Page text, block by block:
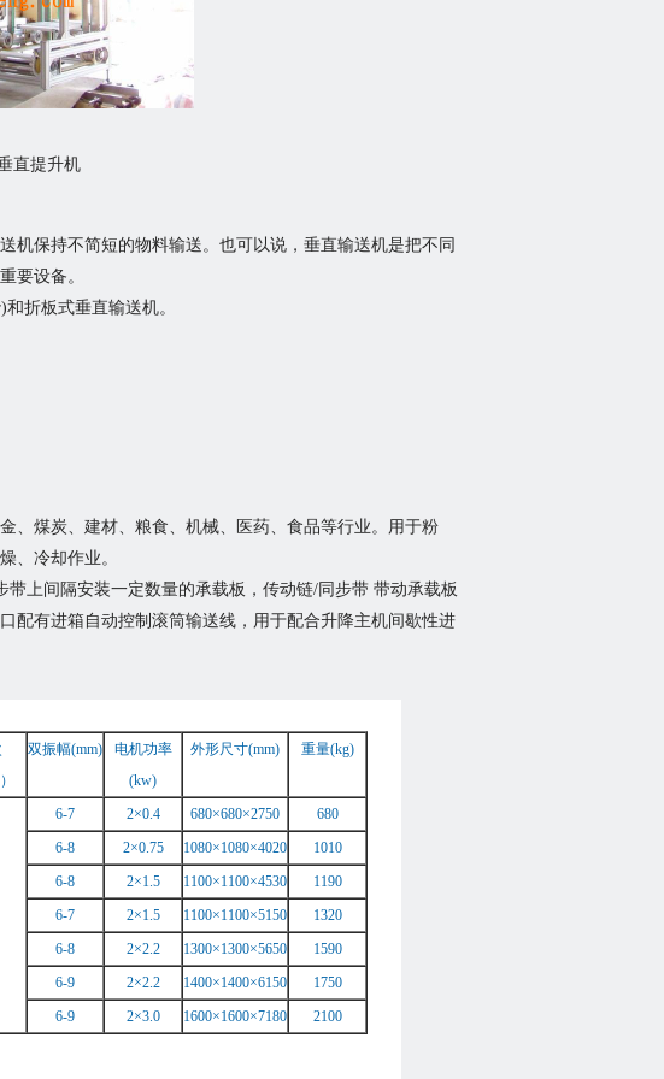
直提升机
机保持不简短的物料输送。也可以说，垂直输送机是把不同
要设备。
折板式垂直输送机。
、煤炭、建材、粮食、机械、医药、食品等行业。用于粉
、冷却作业。
上间隔安装一定数量的承载板，传动链/同步带 带动承载板
配有进箱自动控制滚筒输送线，用于配合升降主机间歇性进
双振幅(mm)
电机功率
(kw)
外形尺寸(mm) 重量(kg)
6-7 2×0.4 680×680×2750
680
6-8 2×0.75 1080×1080×4020
1010
6-8 2×1.5 1100×1100×4530
1190
6-7 2×1.5 1100×1100×5150
1320
6-8 2×2.2 1300×1300×5650
1590
6-9 2×2.2 1400×1400×6150
1750
6-9 2×3.0 1600×1600×7180
2100